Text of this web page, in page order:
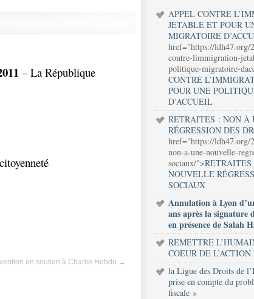
– La République
en soutien à Charlie Hebdo →
APPEL CONTRE
JETABLE ET POUR
MIGRATOIRE
href="https://ldh47.org/
contre-limmigration-
politique-migratoire-
CONTRE
POUR UNE
D’ACCUEIL
RETRAITES : NON À
RÉGRESSION DES
href="https://ldh47.org/
non-a-une-nouvelle-
sociaux/">
NOUVELLE
SOCIAUX
Annulation à Lyon
ans après la signature
en présence de Salah
REMETTRE
COEUR DE
la Ligue des Droits de
prise en compte du
fiscale »